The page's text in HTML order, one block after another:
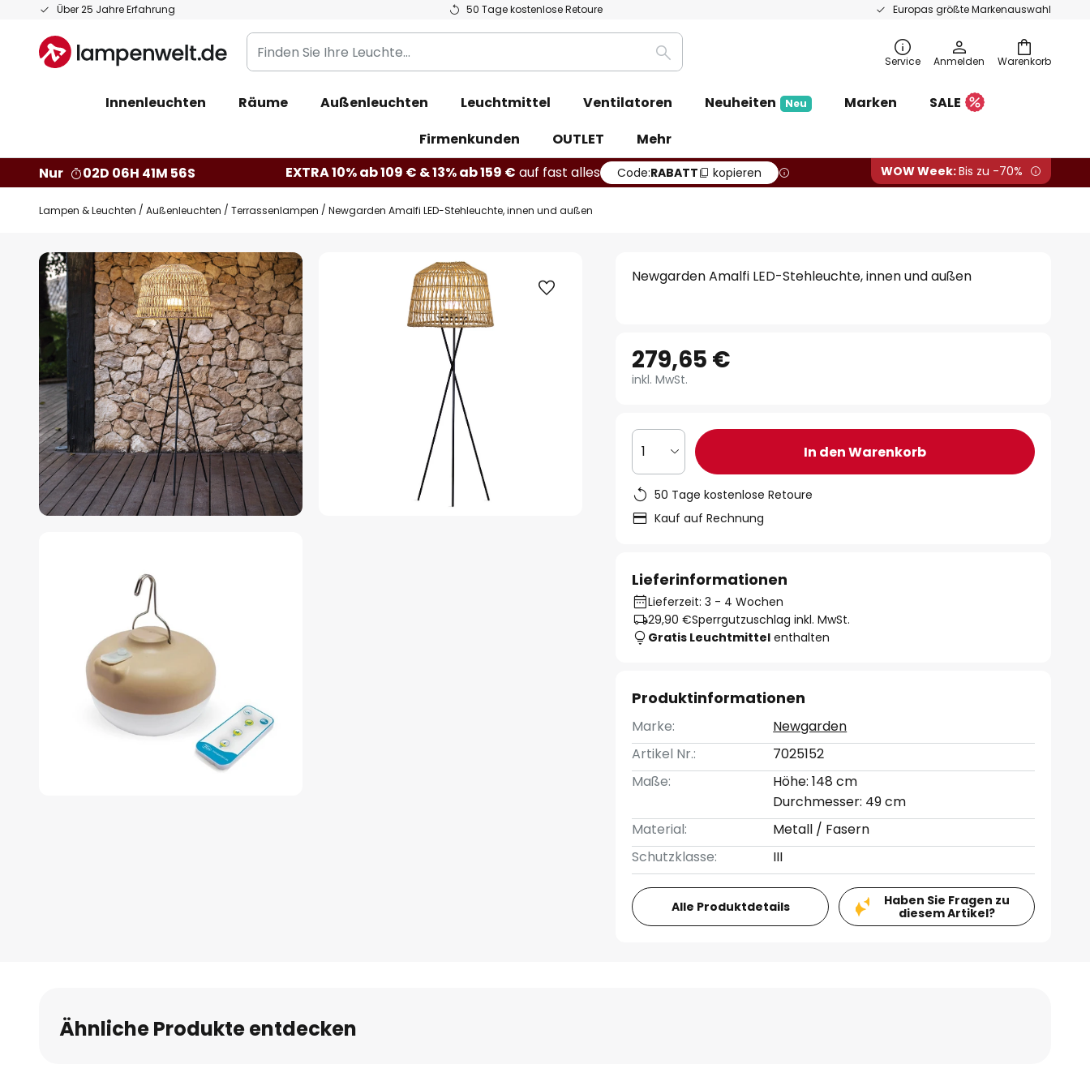
Über 25 Jahre Erfahrung 50 Tage kostenlose Retoure Europas größte Markenauswahl
Zum
springen
Warenkorb
Finden
Sie
Leuchte...
Suche Service Anmelden
Innenleuchten Räume Außenleuchten Leuchtmittel Ventilatoren Neuheiten Neu Marken
SALE
Firmenkunden
OUTLET
Mehr
Nur
02D 06H 41M 55S EXTRA 10% ab 109 € & 13% ab 159 € auf fast alles Code:RABATT kopieren WOW Week:Bis zu -70%
Lampen & Leuchten Außenleuchten Terrassenlampen Newgarden Amalfi LED-Stehleuchte, innen und außen
Zum
Ende
der
Bildgalerie
springen
Newgarden Amalfi LED-Stehleuchte, innen und außen
279,65 €
inkl. MwSt.
1 In den Warenkorb
50 Tage kostenlose Retoure
Kauf auf Rechnung
Lieferinformationen
Lieferzeit: 3 - 4 Wochen
29,90 €Sperrgutzuschlag inkl. MwSt.
Gratis Leuchtmittel enthalten
Produktinformationen
Marke:
Newgarden
Artikel Nr.:
7025152
Maße:
Höhe: 148 cm
Durchmesser: 49 cm
Material:
Metall / Fasern
Schutzklasse:
III
Alle Produktdetails
Haben Sie Fragen zu
diesem Artikel?
Ähnliche Produkte entdecken